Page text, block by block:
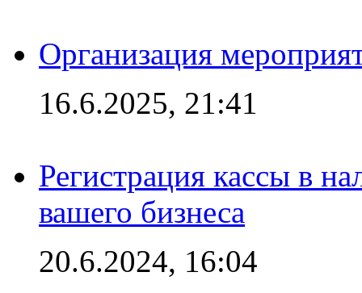
Организация
16.6.2025, 21:41
Регистрация кассы в
вашего бизнеса
20.6.2024, 16:04